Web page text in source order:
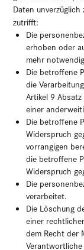
Daten
zutrifft:
Die
erhoben oder
mehr
Die betroffene
die
Artikel 9
einer
Die betroffene
Widerspruch
vorrangigen
die betroffene
Widerspruch
Die
verarbeitet.
Die Löschung
einer
dem Recht der